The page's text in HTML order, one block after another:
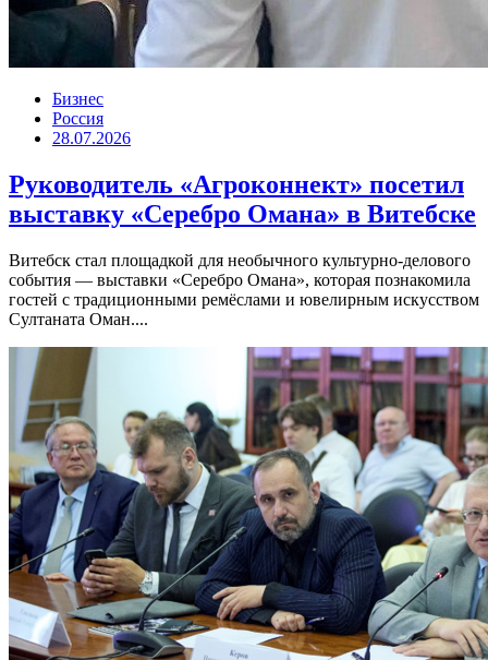
Бизнес
Россия
28.07.2026
Руководитель «Агроконнект» посетил
выставку «Серебро Омана» в Витебске
Витебск стал площадкой для необычного культурно-делового
события — выставки «Серебро Омана», которая познакомила
гостей с традиционными ремёслами и ювелирным искусством
Султаната Оман....